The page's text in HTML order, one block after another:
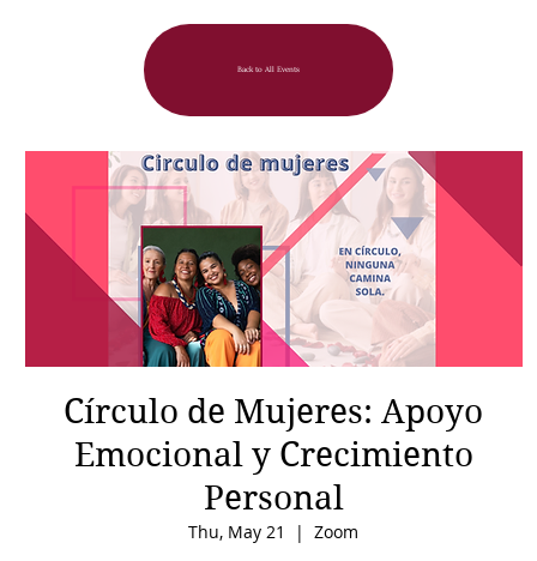
Back to All Events
Círculo de Mujeres: Apoyo
Emocional y Crecimiento
Personal
Thu, May 21
  |
Zoom